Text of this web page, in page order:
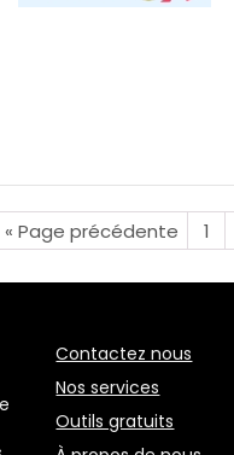
« Page précédente 1
Contactez nous
Nos services
Outils gratuits